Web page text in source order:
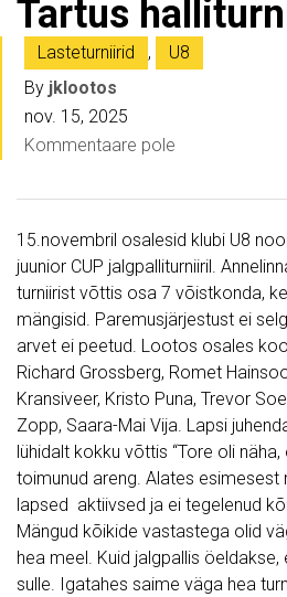
Tartus
Lasteturniirid ,
U8
By jklootos
nov. 15, 2025
Kommentaare pole
15.novembril osalesid klubi U8
juunior CUP jalgpalliturniiril.
turniirist võttis osa 7 võistkonda,
mängisid. Paremusjärjestust ei
arvet ei peetud. Lootos osales
Richard Grossberg, Romet
Kransiveer, Kristo Puna, Trevor
Zopp, Saara-Mai Vija. Lapsi
lühidalt kokku võttis “Tore oli
toimunud areng. Alates esimesest
lapsed aktiivsed ja ei tegelenud
Mängud kõikide vastastega olid
hea meel. Kuid jalgpallis öeldakse,
sulle. Igatahes saime väga hea